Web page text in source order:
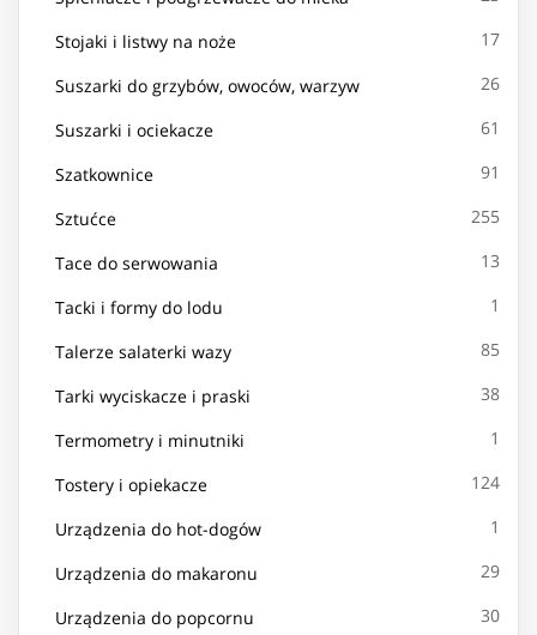
Stojaki i listwy na noże 17
Suszarki do grzybów, owoców, warzyw 26
Suszarki i ociekacze 61
Szatkownice 91
Sztućce 255
Tace do serwowania 13
Tacki i formy do lodu 1
Talerze salaterki wazy 85
Tarki wyciskacze i praski 38
Termometry i minutniki 1
Tostery i opiekacze 124
Urządzenia do hot-dogów 1
Urządzenia do makaronu 29
Urządzenia do popcornu 30